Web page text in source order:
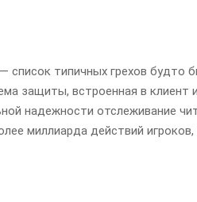
типичных грехов будто
защиты, встроенная в клиент
надежности отслеживание
миллиарда действий